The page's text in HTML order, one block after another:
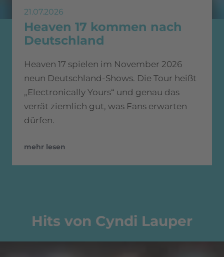
21.07.2026
Heaven 17 kommen nach
Deutschland
Heaven 17 spielen im November 2026
neun Deutschland-Shows. Die Tour heißt
„Electronically Yours“ und genau das
verrät ziemlich gut, was Fans erwarten
dürfen.
mehr lesen
Hits von Cyndi Lauper